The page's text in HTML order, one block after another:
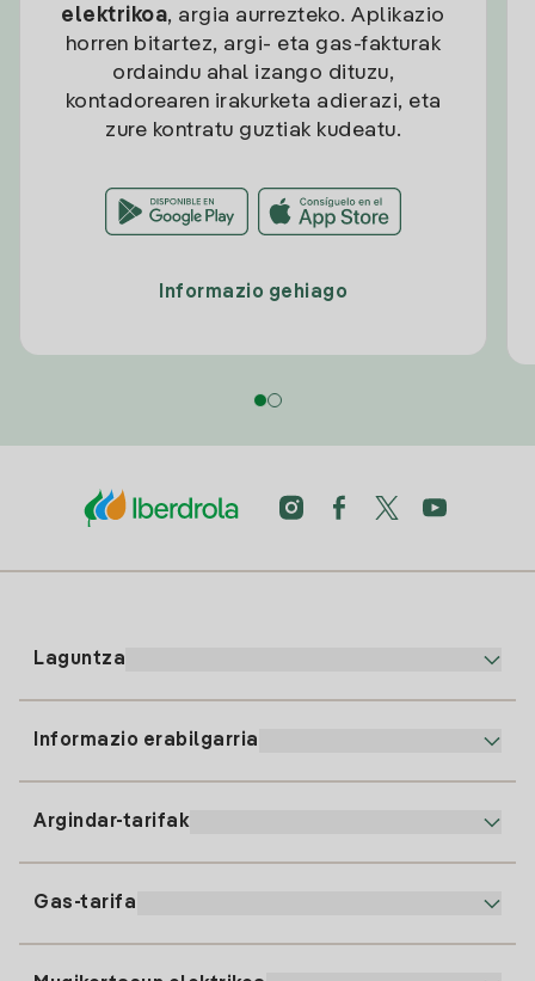
elektrikoa, argia aurrezteko. Aplikazio
horren bitartez, argi- eta gas-fakturak
ordaindu ahal izango dituzu,
kontadorearen irakurketa adierazi, eta
zure kontratu guztiak kudeatu.
Informazio gehiago
Laguntza
91 919 52 73
clientes@tuiberdrola.es
Informazio erabilgarria
Argindar-tarifak
Gas-tarifa